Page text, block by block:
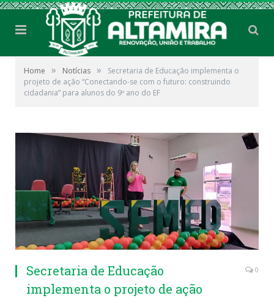
Home » Notícias »
Secretaria de Educação implementa o
projeto de ação “Conectando-se com o futuro: construindo
cidadania” para alunos do 9º ano do EF
Secretaria de Educação
implementa o projeto de ação
0